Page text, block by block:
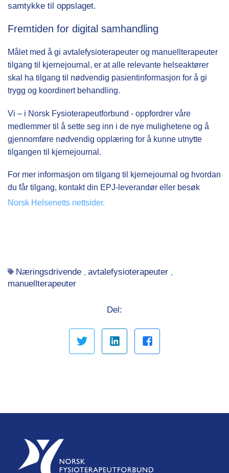
samtykke til oppslaget.
Fremtiden for digital samhandling
Målet med å gi avtalefysioterapeuter og manuellterapeuter
tilgang til kjernejournal, er at alle relevante helseaktører
skal ha tilgang til nødvendig pasientinformasjon for å gi
trygg og koordinert behandling.
Vi – i Norsk Fysioterapeutforbund - oppfordrer våre
medlemmer til å sette seg inn i de nye mulighetene og å
gjennomføre nødvendig opplæring for å kunne utnytte
tilgangen til kjernejournal.
For mer informasjon om tilgang til kjernejournal og hvordan
du får tilgang, kontakt din EPJ-leverandør eller besøk
Norsk Helsenetts nettsider.
Næringsdrivende avtalefysioterapeuter
manuellterapeuter
Del: